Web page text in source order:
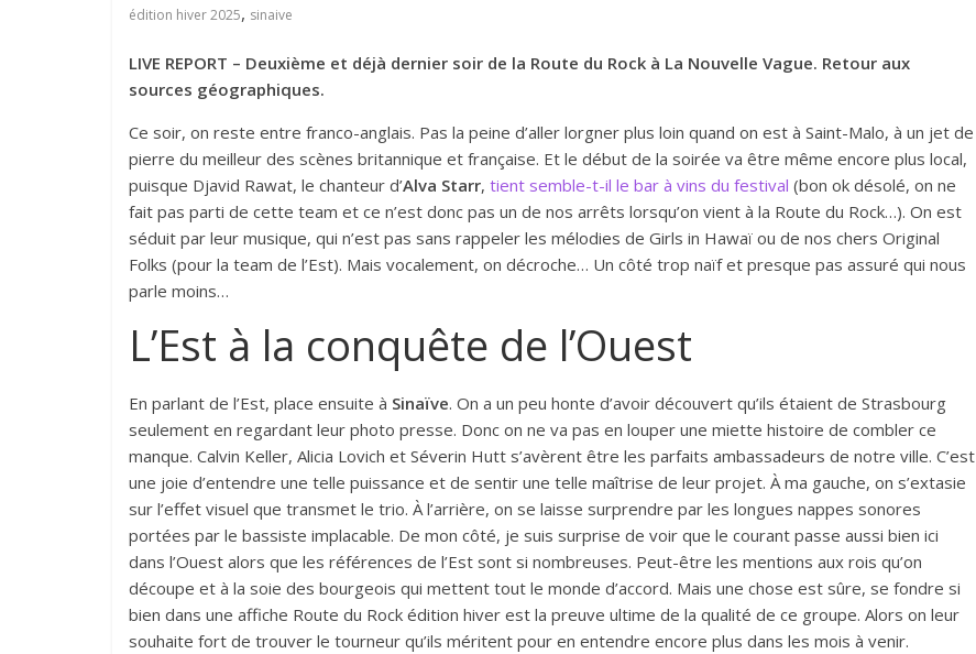
édition hiver 2025, sinaive
LIVE REPORT – Deuxième et déjà dernier soir de la Route du Rock à La Nouvelle Vague. Retour aux
sources géographiques.
Ce soir, on reste entre franco-anglais. Pas la peine d’aller lorgner plus loin quand on est à Saint-Malo, à un jet de
pierre du meilleur des scènes britannique et française. Et le début de la soirée va être même encore plus local,
puisque Djavid Rawat, le chanteur d’Alva Starr, tient semble-t-il le bar à vins du festival (bon ok désolé, on ne
fait pas parti de cette team et ce n’est donc pas un de nos arrêts lorsqu’on vient à la Route du Rock…). On est
séduit par leur musique, qui n’est pas sans rappeler les mélodies de Girls in Hawaï ou de nos chers Original
Folks (pour la team de l’Est). Mais vocalement, on décroche… Un côté trop naïf et presque pas assuré qui nous
parle moins…
L’Est à la conquête de l’Ouest
En parlant de l’Est, place ensuite à Sinaïve. On a un peu honte d’avoir découvert qu’ils étaient de Strasbourg
seulement en regardant leur photo presse. Donc on ne va pas en louper une miette histoire de combler ce
manque. Calvin Keller, Alicia Lovich et Séverin Hutt s’avèrent être les parfaits ambassadeurs de notre ville. C’est
une joie d’entendre une telle puissance et de sentir une telle maîtrise de leur projet. À ma gauche, on s’extasie
sur l’effet visuel que transmet le trio. À l’arrière, on se laisse surprendre par les longues nappes sonores
portées par le bassiste implacable. De mon côté, je suis surprise de voir que le courant passe aussi bien ici
dans l’Ouest alors que les références de l’Est sont si nombreuses. Peut-être les mentions aux rois qu’on
découpe et à la soie des bourgeois qui mettent tout le monde d’accord. Mais une chose est sûre, se fondre si
bien dans une affiche Route du Rock édition hiver est la preuve ultime de la qualité de ce groupe. Alors on leur
souhaite fort de trouver le tourneur qu’ils méritent pour en entendre encore plus dans les mois à venir.